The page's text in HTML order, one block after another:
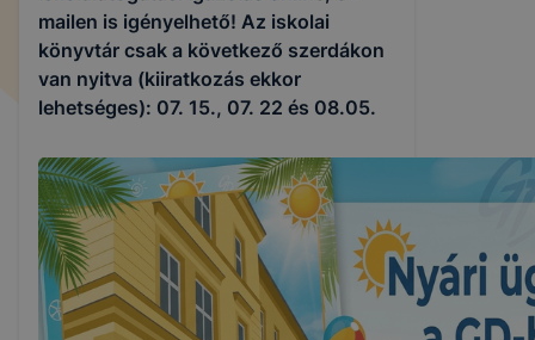
mailen is igényelhető! Az iskolai
könyvtár csak a következő szerdákon
van nyitva (kiiratkozás ekkor
lehetséges): 07. 15., 07. 22 és 08.05.